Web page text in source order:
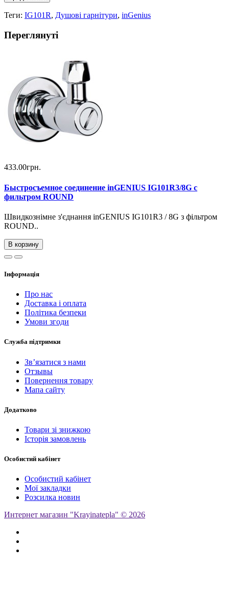
Теги: IG101R, Душові гарнітури, inGenius
Переглянуті
433.00грн.
Быстросъемное соединение inGENIUS IG101R3/8G с
фильтром ROUND
Швидкознімне з'єднання inGENIUS IG101R3 / 8G з фільтром
ROUND..
В корзину
Інформація
Про нас
Доставка і оплата
Політика безпеки
Умови згоди
Служба підтримки
Зв’язатися з нами
Отзывы
Повернення товару
Мапа сайту
Додатково
Товари зі знижкою
Історія замовлень
Особистий кабінет
Особистий кабінет
Мої закладки
Розсилка новин
Интернет магазин "Krayinatepla" © 2026